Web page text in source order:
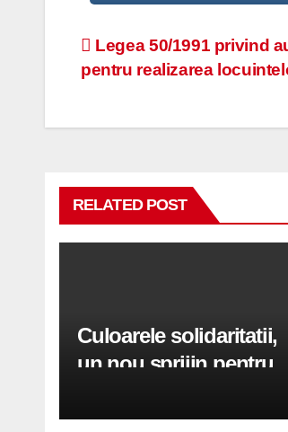
Navigare
în
articole
Legea 50/1991 privind
pentru realizarea
RELATED POST
Culoarele solidaritatii,
un nou sprijin pentru